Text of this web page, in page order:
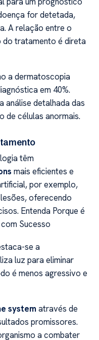
for detetada,
A relação entre o
do tratamento é direta
a dermatoscopia
em 40%.
análise detalhada das
de células anormais.
têm
mais eficientes e
por exemplo,
oferecendo
Entenda Porque é
Sucesso
se a
luz para eliminar
é menos agressivo e
system através de
promissores.
a combater